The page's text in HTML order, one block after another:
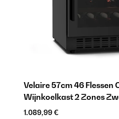
Velaire 57cm 46 Flessen
Wijnkoelkast 2 Zones
1.089,99 €